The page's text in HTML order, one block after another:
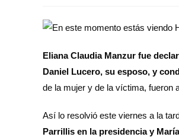
Eliana Claudia Manzur fue
Daniel Lucero, su esposo, y
de la mujer y de la víctima, fueron
Así lo resolvió este viernes a la
Parrillis en la presidencia y